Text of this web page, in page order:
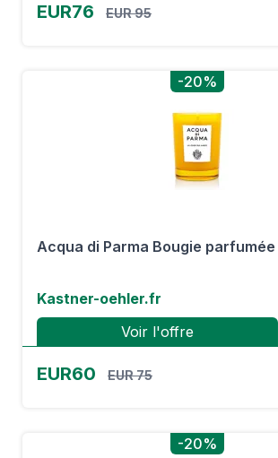
EUR76 EUR 95
-20%
Acqua di Parma Bougie parfumée
Kastner-oehler.fr
Voir l'offre
EUR60 EUR 75
-20%